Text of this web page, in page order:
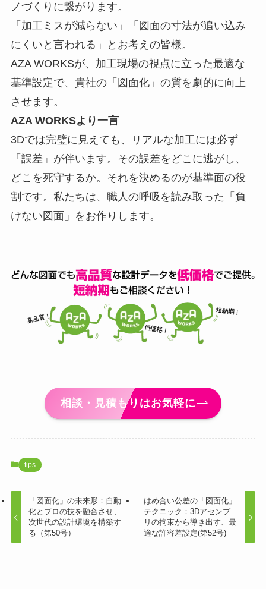
ノづくりに繋がります。
「加工ミスが減らない」「図面の寸法が追い込み
にくいと言われる」とお考えの皆様。
AZA WORKSが、加工現場の視点に立った最適な
基準設定で、貴社の「図面化」の質を劇的に向上
させます。
AZA WORKSより一言
3Dでは完璧に見えても、リアルな加工には必ず
「誤差」が伴います。その誤差をどこに逃がし、
どこを死守するか。それを決めるのが基準面の役
割です。私たちは、職人の呼吸を読み取った「負
けない図面」をお作りします。
相談・見積もりはお気軽に
tips
「図面化」の未来形：自動
化とプロの技を融合させ、
次世代の設計環境を構築す
る（第50号）
はめ合い公差の「図面化」
テクニック：3Dアセンブ
リの拘束から導き出す、最
適な許容差設定(第52号)